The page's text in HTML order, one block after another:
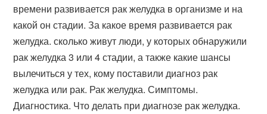
времени развивается рак желудка в организме и на
какой он стадии. За какое время развивается рак
желудка. сколько живут люди, у которых обнаружили
рак желудка 3 или 4 стадии, а также какие шансы
вылечиться у тех, кому поставили диагноз рак
желудка или рак. Рак желудка. Симптомы.
Диагностика. Что делать при диагнозе рак желудка.